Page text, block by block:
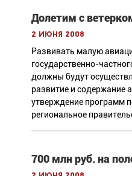
Долетим с
2 июня 2008
Развивать малую
государственно-
должны будут
развитие и содержание
утверждение программ
региональное
700 млн руб. на